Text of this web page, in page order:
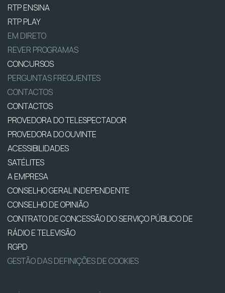
RTP ENSINA
RTP PLAY
EM DIRETO
REVER PROGRAMAS
CONCURSOS
PERGUNTAS FREQUENTES
CONTACTOS
CONTACTOS
PROVEDORA DO TELESPECTADOR
PROVEDORA DO OUVINTE
ACESSIBILIDADES
SATÉLITES
A EMPRESA
CONSELHO GERAL INDEPENDENTE
CONSELHO DE OPINIÃO
CONTRATO DE CONCESSÃO DO SERVIÇO PÚBLICO DE
RÁDIO E TELEVISÃO
RGPD
GESTÃO DAS DEFINIÇÕES DE COOKIES